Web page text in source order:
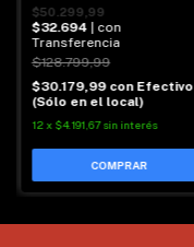
$50.299,99
$32.694
| con
Transferencia
$128.799,99
$30.179,99 con Efectivo
(Sólo en el local)
12 x $4.191,67 sin interés